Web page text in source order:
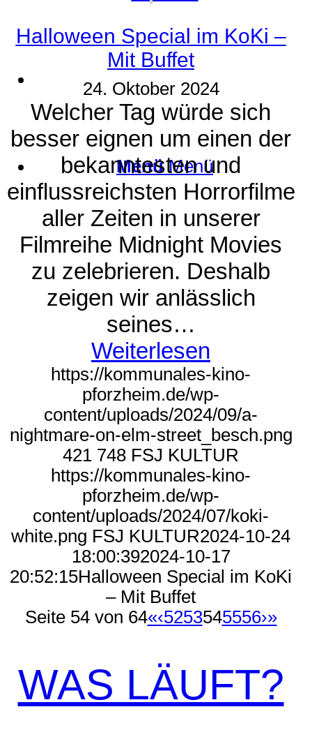
Suche
Menü Menü
Halloween Special im KoKi –
Mit Buffet
24. Oktober 2024
Welcher Tag würde sich
besser eignen um einen der
bekanntesten und
einflussreichsten Horrorfilme
aller Zeiten in unserer
Filmreihe Midnight Movies
zu zelebrieren. Deshalb
zeigen wir anlässlich
seines…
Weiterlesen
https://kommunales-kino-
pforzheim.de/wp-
content/uploads/2024/09/a-
nightmare-on-elm-street_besch.png
421 748 FSJ KULTUR
https://kommunales-kino-
pforzheim.de/wp-
content/uploads/2024/07/koki-
white.png FSJ KULTUR2024-10-24
18:00:392024-10-17
20:52:15Halloween Special im KoKi
– Mit Buffet
Seite 54 von 64«‹5253545556›»
WAS LÄUFT?